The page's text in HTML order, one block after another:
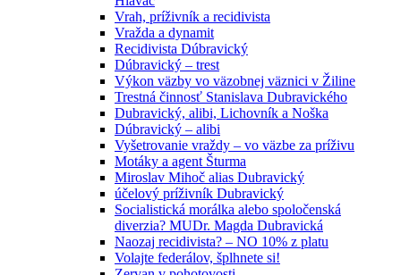
Vrah, príživník a recidivista
Vražda a dynamit
Recidivista Dúbravický
Dúbravický – trest
Výkon väzby vo väzobnej väznici v Žiline
Trestná činnosť Stanislava Dubravického
Dubravický, alibi, Lichovník a Noška
Dúbravický – alibi
Vyšetrovanie vraždy – vo väzbe za príživu
Motáky a agent Šturma
Miroslav Mihoč alias Dubravický
účelový príživník Dubravický
Socialistická morálka alebo spoločenská
diverzia? MUDr. Magda Dubravická
Naozaj recidivista? – NO 10% z platu
Volajte federálov, šplhnete si!